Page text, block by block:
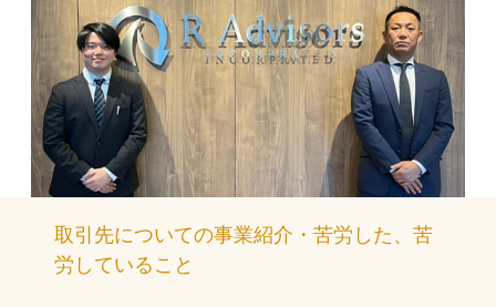
取引先についての事業紹介・苦労した、苦
労していること